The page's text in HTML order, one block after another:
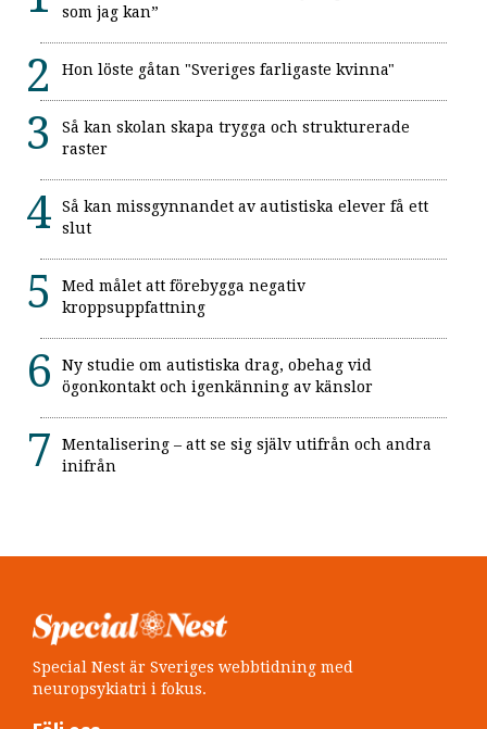
som jag kan”
Hon löste gåtan "Sveriges farligaste kvinna"
Så kan skolan skapa trygga och strukturerade
raster
Så kan missgynnandet av autistiska elever få ett
slut
Med målet att förebygga negativ
kroppsuppfattning
Ny studie om autistiska drag, obehag vid
ögonkontakt och igenkänning av känslor
Mentalisering – att se sig själv utifrån och andra
inifrån
Special Nest är Sveriges webbtidning med
neuropsykiatri i fokus.